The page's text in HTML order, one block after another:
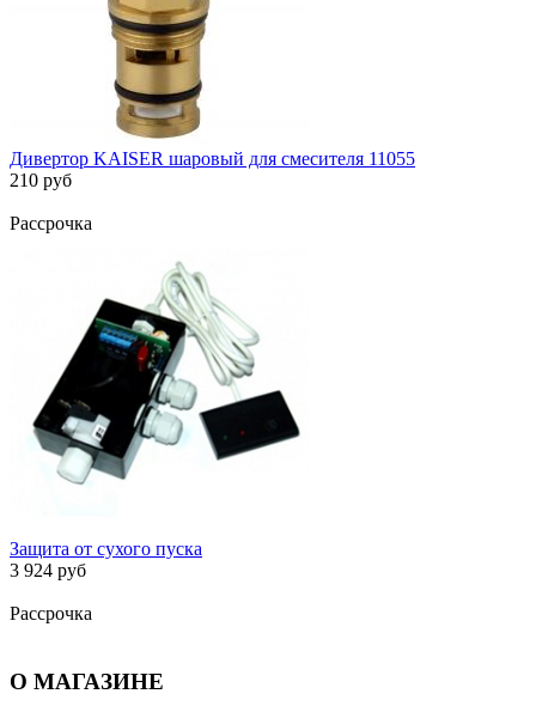
Дивертор KАISER шаровый для смесителя 11055
210 руб
Рассрочка
Защита от сухого пуска
3 924 руб
Рассрочка
О МАГАЗИНЕ